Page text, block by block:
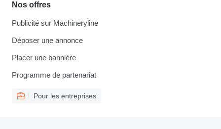
Nos offres
Publicité sur Machineryline
Déposer une annonce
Placer une bannière
Programme de partenariat
Pour les entreprises